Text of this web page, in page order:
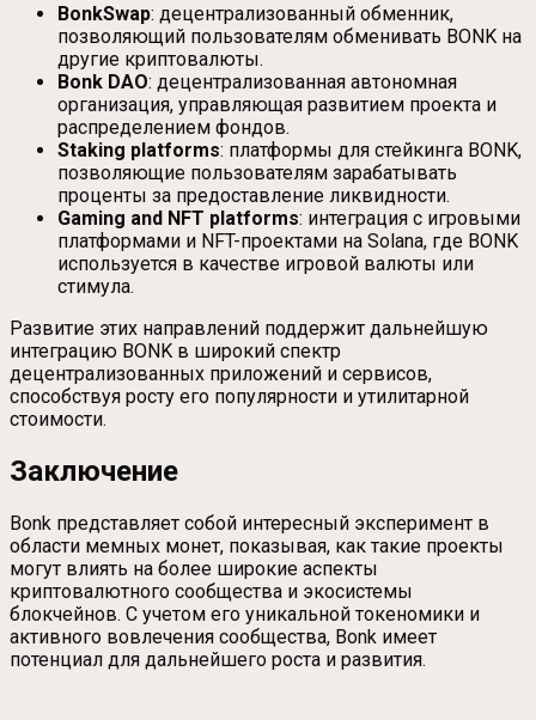
BonkSwap: децентрализованный обменник,
позволяющий пользователям обменивать BONK на
другие криптовалюты.
Bonk DAO: децентрализованная автономная
организация, управляющая развитием проекта и
распределением фондов.
Staking platforms: платформы для стейкинга BONK,
позволяющие пользователям зарабатывать
проценты за предоставление ликвидности.
Gaming and NFT platforms: интеграция с игровыми
платформами и NFT-проектами на Solana, где BONK
используется в качестве игровой валюты или
стимула.
Развитие этих направлений поддержит дальнейшую
интеграцию BONK в широкий спектр
децентрализованных приложений и сервисов,
способствуя росту его популярности и утилитарной
стоимости.
Заключение
Bonk представляет собой интересный эксперимент в
области мемных монет, показывая, как такие проекты
могут влиять на более широкие аспекты
криптовалютного сообщества и экосистемы
блокчейнов. С учетом его уникальной токеномики и
активного вовлечения сообщества, Bonk имеет
потенциал для дальнейшего роста и развития.